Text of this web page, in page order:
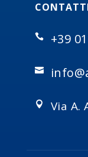
 +39

 Via A.